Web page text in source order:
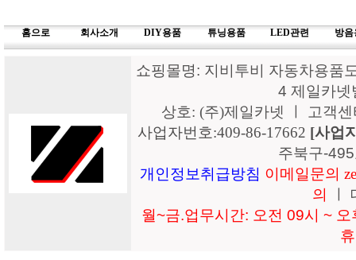
홈으로 회사소개 DIY용품 튜닝용품 LED관련 방음
쇼핑몰명: 지비투비 자동차용품
4 제일카
상호: (주)제일카넷 ㅣ 고객
사업자번호:409-86-17662 [사업
주북구-
개인정보취급방침 이메일문의
의
월~금.업무시간: 오전 09시 ~